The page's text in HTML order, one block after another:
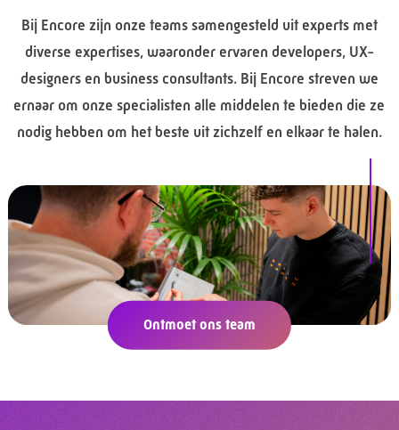
Bij Encore zijn onze teams samengesteld uit experts met
diverse expertises, waaronder ervaren developers, UX-
designers en business consultants. Bij Encore streven we
ernaar om onze specialisten alle middelen te bieden die ze
nodig hebben om het beste uit zichzelf en elkaar te halen.
Ontmoet ons team